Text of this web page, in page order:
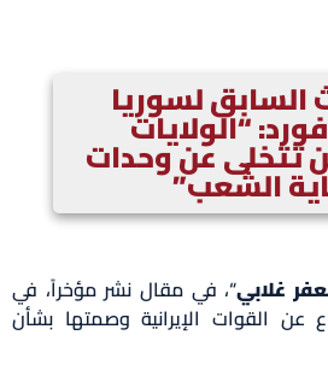
السابق لسوريا
“الولايات
تتخلى عن وحدات
الشعب”
غلابي“، في مقال نشر مؤخراً، في
القوات الإيرانية وصمتها بشأن